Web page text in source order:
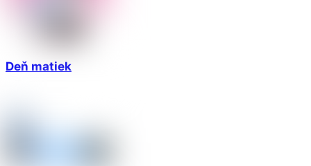
Deň matiek